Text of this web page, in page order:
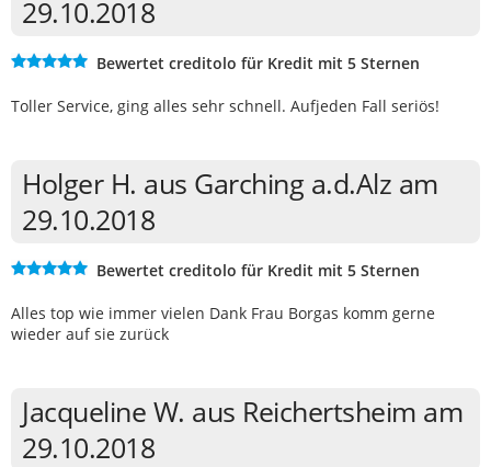
29.10.2018
Bewertet creditolo für Kredit mit 5 Sternen
Toller Service, ging alles sehr schnell. Aufjeden Fall seriös!
Holger H. aus Garching a.d.Alz am
29.10.2018
Bewertet creditolo für Kredit mit 5 Sternen
Alles top wie immer vielen Dank Frau Borgas komm gerne
wieder auf sie zurück
Jacqueline W. aus Reichertsheim am
29.10.2018